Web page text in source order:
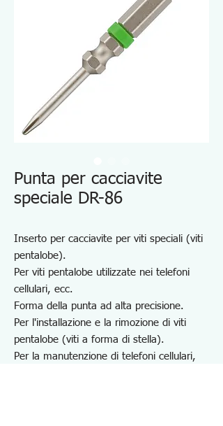
Punta per cacciavite
speciale DR-86
Inserto per cacciavite per viti speciali (viti
pentalobe).
Per viti pentalobe utilizzate nei telefoni
cellulari, ecc.
Forma della punta ad alta precisione.
Per l'installazione e la rimozione di viti
pentalobe (viti a forma di stella).
Per la manutenzione di telefoni cellulari,